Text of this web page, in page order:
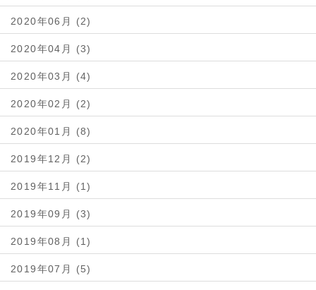
2020年06月 (2)
2020年04月 (3)
2020年03月 (4)
2020年02月 (2)
2020年01月 (8)
2019年12月 (2)
2019年11月 (1)
2019年09月 (3)
2019年08月 (1)
2019年07月 (5)